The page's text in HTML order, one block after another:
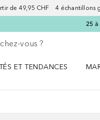
de 49,95 CHF 4 échantillons
25
ET TENDANCES